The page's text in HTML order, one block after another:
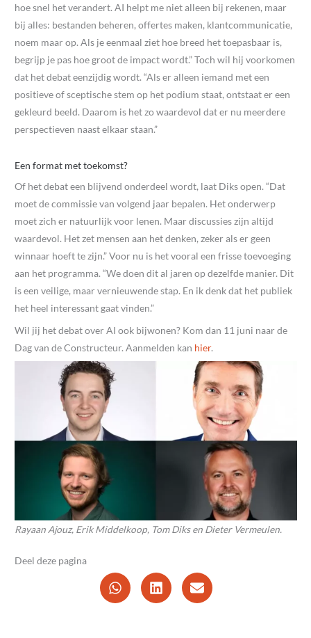
hoe snel het verandert. AI helpt me niet alleen bij rekenen, maar
bij alles: bestanden beheren, offertes maken, klantcommunicatie,
noem maar op. Als je eenmaal ziet hoe breed het toepasbaar is,
begrijp je pas hoe groot de impact wordt.” Toch wil hij voorkomen
dat het debat eenzijdig wordt. “Als er alleen iemand met een
positieve of sceptische stem op het podium staat, ontstaat er een
gekleurd beeld. Daarom is het zo waardevol dat er nu meerdere
perspectieven naast elkaar staan.”
Een format met toekomst?
Of het debat een blijvend onderdeel wordt, laat Diks open. “Dat
moet de commissie van volgend jaar bepalen. Het onderwerp
moet zich er natuurlijk voor lenen. Maar discussies zijn altijd
waardevol. Het zet mensen aan het denken, zeker als er geen
winnaar hoeft te zijn.” Voor nu is het vooral een frisse toevoeging
aan het programma. “We doen dit al jaren op dezelfde manier. Dit
is een veilige, maar vernieuwende stap. En ik denk dat het publiek
het heel interessant gaat vinden.”
Wil jij het debat over AI ook bijwonen? Kom dan 11 juni naar de
Dag van de Constructeur. Aanmelden kan hier.
Rayaan Ajouz, Erik Middelkoop, Tom Diks en Dieter Vermeulen.
Deel deze pagina